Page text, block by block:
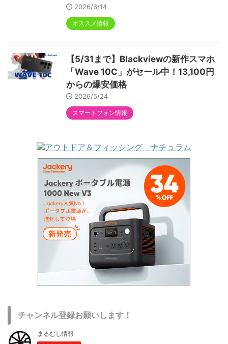
2026/6/14
オススメ情報
【5/31まで】Blackviewの新作スマホ
「Wave 10C」がセール中！13,100円
からの爆安価格
2026/5/24
スマートフォン情報
チャンネル登録お願いします！